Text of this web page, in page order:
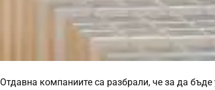
Отдавна компаниите са разбрали, че за да